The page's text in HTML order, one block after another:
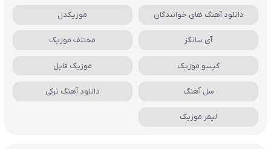
دانلود آهنگ های خوانندگان موزیکدل
آی سانگز مختلف موزیک
گیسو موزیک موزیک فایل
سل آهنگ دانلود آهنگ ترکی
لیمر موزیک